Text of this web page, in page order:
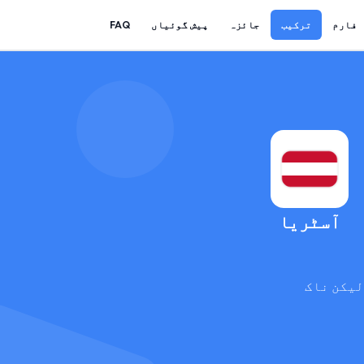
فارم ترکیب جائزہ پیش گوئیاں FAQ
آسٹریا
ناک